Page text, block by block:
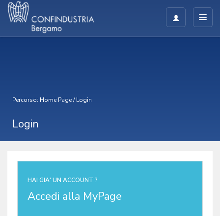
Percorso: Home Page/Login
Login
HAI GIA' UN ACCOUNT ?
Accedi alla MyPage